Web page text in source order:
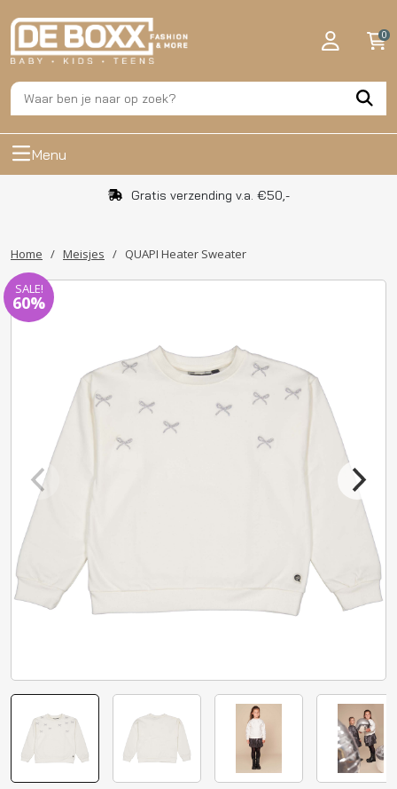
0
Menu
Gratis verzending v.a. €50,-
Home / Meisjes / QUAPI Heater Sweater
SALE!
60%